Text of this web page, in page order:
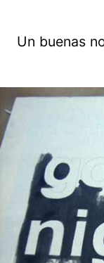
Un buenas